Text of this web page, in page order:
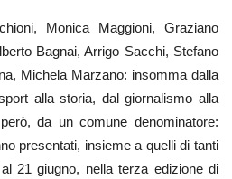
Monica Maggioni, Graziano
Bagnai, Arrigo Sacchi, Stefano
Michela Marzano: insomma dalla
alla storia, dal giornalismo alla
da un comune denominatore:
presentati, insieme a quelli di tanti
21 giugno, nella terza edizione di